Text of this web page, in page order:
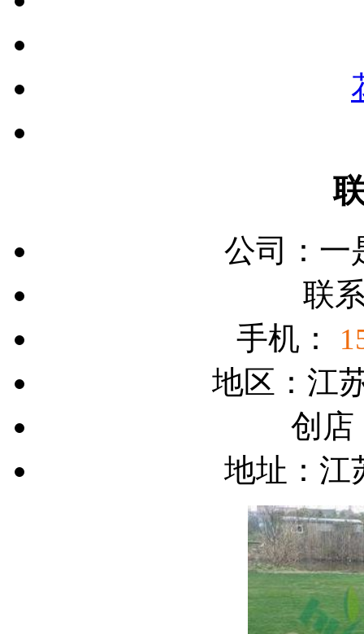
公司： 一
联
手机：
地区： 江
创店
地址： 江